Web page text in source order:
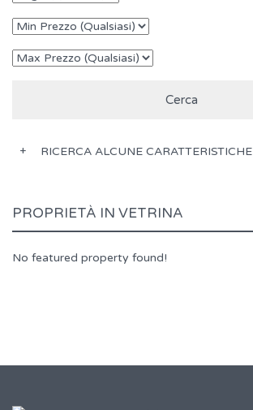
RICERCA ALCUNE CARATTERISTICHE
PROPRIETÀ IN VETRINA
No featured property found!